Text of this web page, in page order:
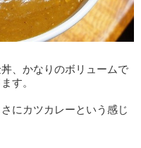
、かなりのボリュームで
す。
にカツカレーという感じ